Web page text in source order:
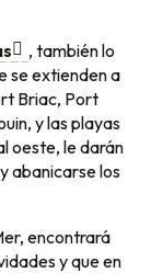
, también lo
se extienden a
Briac, Port
y las playas
oeste, le darán
abanicarse los
encontrará
y que en